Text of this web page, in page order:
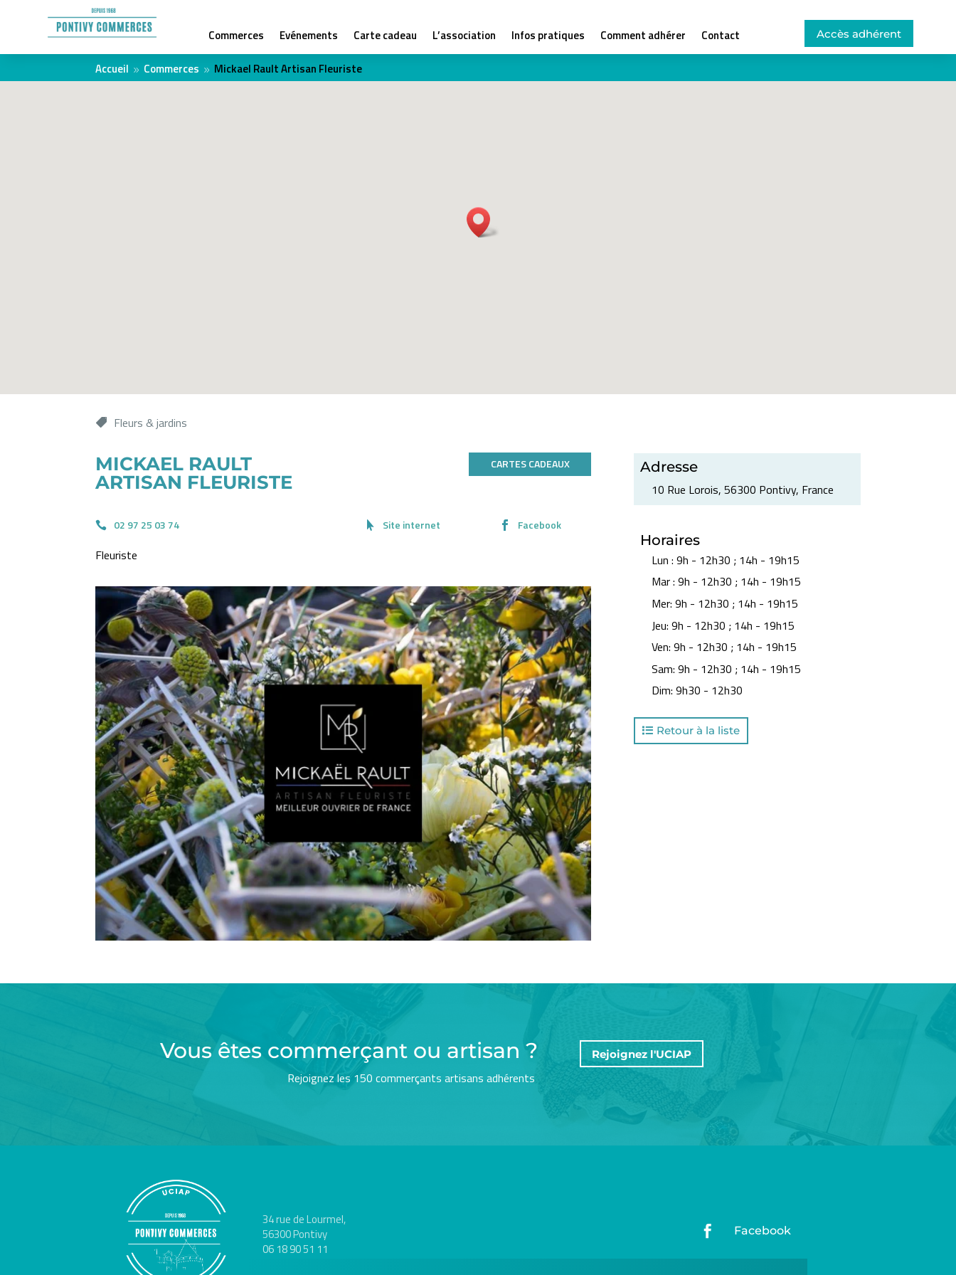
Commerces Evénements Carte cadeau L’association Infos pratiques Comment adhérer Contact Accès adhérent
Accueil 9 Commerces 9 Mickael Rault Artisan Fleuriste
Fleurs & jardins
MICKAEL RAULT
ARTISAN FLEURISTE
CARTES CADEAUX
02 97 25 03 74 Site internet Facebook
Fleuriste
Adresse
10 Rue Lorois, 56300 Pontivy, France
Horaires
Lun:9h - 12h30 ; 14h - 19h15
Mar:9h - 12h30 ; 14h - 19h15
Mer:9h - 12h30 ; 14h - 19h15
Jeu:9h - 12h30 ; 14h - 19h15
Ven:9h - 12h30 ; 14h - 19h15
Sam:9h - 12h30 ; 14h - 19h15
Dim:9h30 - 12h30
Retour à la liste
Vous êtes commerçant ou artisan ?
Rejoignez les 150 commerçants artisans adhérents
Rejoignez l'UCIAP
34 rue de Lourmel,
56300 Pontivy
06 18 90 51 11
 Facebook